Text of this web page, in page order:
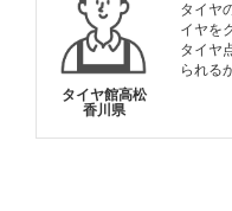
タイヤ館高松
香川県
タイヤ
イヤを
タイヤ
られる